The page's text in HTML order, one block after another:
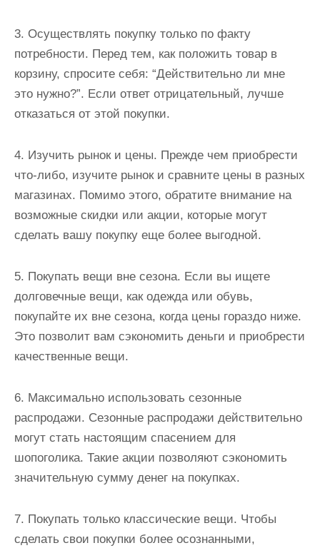
3. Осуществлять покупку только по факту
потребности. Перед тем, как положить товар в
корзину, спросите себя: “Действительно ли мне
это нужно?”. Если ответ отрицательный, лучше
отказаться от этой покупки.
4. Изучить рынок и цены. Прежде чем приобрести
что-либо, изучите рынок и сравните цены в разных
магазинах. Помимо этого, обратите внимание на
возможные скидки или акции, которые могут
сделать вашу покупку еще более выгодной.
5. Покупать вещи вне сезона. Если вы ищете
долговечные вещи, как одежда или обувь,
покупайте их вне сезона, когда цены гораздо ниже.
Это позволит вам сэкономить деньги и приобрести
качественные вещи.
6. Максимально использовать сезонные
распродажи. Сезонные распродажи действительно
могут стать настоящим спасением для
шопоголика. Такие акции позволяют сэкономить
значительную сумму денег на покупках.
7. Покупать только классические вещи. Чтобы
сделать свои покупки более осознанными,